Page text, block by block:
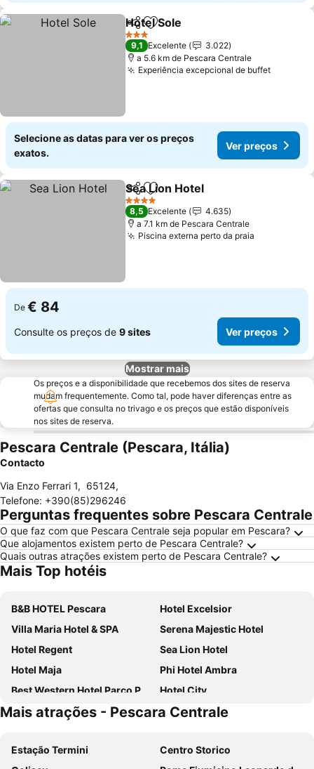
PartilharAdicionar aos favoritos
Hotel Sole
3 Estrelas
9,1 Excelente
3.022
a 5.6 km de Pescara Centrale
Experiência excepcional de buffetVer
Selecione as datas para ver os preços
exatos.
Ver preços
PartilharAdicionar aos favoritos
Sea Lion Hotel
4 Estrelas
8,5 Excelente
4.635
a 7.1 km de Pescara Centrale
Piscina externa perto da praia
De € 84
Consulte os preços de 9 sites Ver preços
Mostrar mais
Os preços e a disponibilidade que recebemos dos sites de reserva
mudam frequentemente. Como tal, pode haver diferenças entre as
ofertas que consulta no trivago e os preços que estão disponíveis
nos sites de reserva.
Pescara Centrale (Pescara, Itália)
Contacto
Via Enzo Ferrari 1, 65124,
Telefone: +390(85)296246
Perguntas frequentes sobre Pescara Centrale
O que faz com que Pescara Centrale seja popular em Pescara?
Que alojamentos existem perto de Pescara Centrale?
Quais outras atrações existem perto de Pescara Centrale?
Mais Top hotéis
B&B HOTEL Pescara
Hotel Excelsior
Villa Maria Hotel & SPA
Serena Majestic Hotel
Hotel Regent
Sea Lion Hotel
Hotel Maja
Phi Hotel Ambra
Best Western Hotel Parco Paglia
Hotel City
Hotel Cirillo Family Club - All Inclusive
Mood Hotel
Domus Corso Umberto 18 B&B
L'Ancora B&B
Mais atrações - Pescara Centrale
Estação Termini
Centro Storico